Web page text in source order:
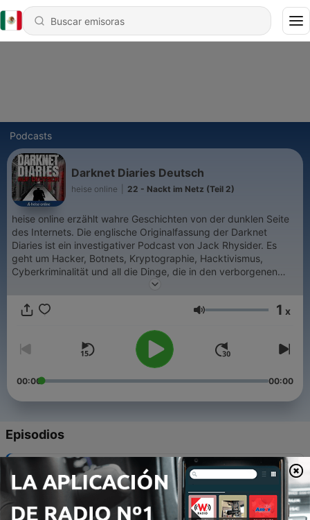
Podcasts
Darknet Diaries Deutsch
heise online 22 - Nackt im Netz (Teil 2)
heise online erzählt wahre Geschichten von der dunklen Seite
des Internets. Die englische Originalfassung der Darknet
Diaries ist ein investigativer Podcast von Jack Rhysider. Es
geht um Hacker, Botnets, Kryptographie, Hacktivismus,
Cyberkriminalität und all die Dinge, die in den verborgenen
März 2026.
Volumen 1 x
00:00 00:00
Episodios
22 Nackt im Netz (Teil 2)
09 jun. 2026
21 - Nackt im Netz (Teil 1)